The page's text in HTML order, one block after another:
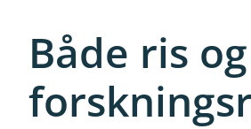
Både ris